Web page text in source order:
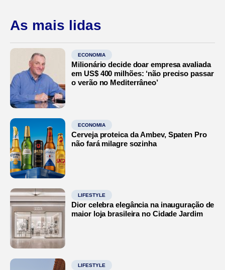
As mais lidas
ECONOMIA
Milionário decide doar empresa avaliada
em US$ 400 milhões: ‘não preciso passar
o verão no Mediterrâneo’
ECONOMIA
Cerveja proteica da Ambev, Spaten Pro
não fará milagre sozinha
LIFESTYLE
Dior celebra elegância na inauguração de
maior loja brasileira no Cidade Jardim
LIFESTYLE